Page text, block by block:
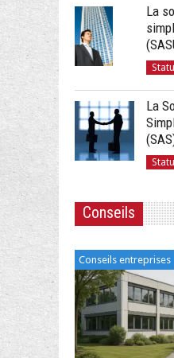
La
La
Conseils
Conseils entreprises